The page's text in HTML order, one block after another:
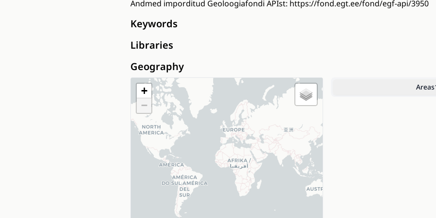
Andmed imporditud Geoloogiafondi APIst: https://fond.egt.ee/fond/egf-api/3950
Keywords
Libraries
Geography
+
−
Areas